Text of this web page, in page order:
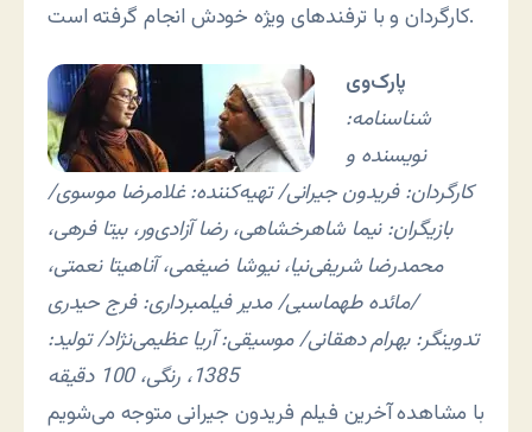
کارگردان و با ترفندهای ویژه خودش انجام گرفته است.
پارک‌وی
شناسنامه:
نویسنده و
کارگردان: فریدون جیرانی/ تهیه‌کننده: غلامرضا موسوی/
بازیگران: نیما شاهرخشاهی، رضا آزادی‌ور، بیتا فرهی،
محمدرضا شریفی‌نیا، نیوشا ضیغمی، آناهیتا نعمتی،
مائده طهماسبی/ مدیر فیلمبرداری: فرج حیدری/
تدوینگر: بهرام دهقانی/ موسیقی: آریا عظیمی‌نژاد/ تولید:
1385، رنگی، 100 دقیقه
با مشاهده آخرین فیلم فریدون جیرانی متوجه می‌شویم